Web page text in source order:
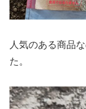
人気のある商品
た。